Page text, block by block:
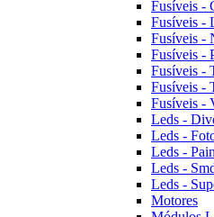
Fusíveis -
Fusíveis -
Fusíveis -
Fusíveis -
Fusíveis -
Fusíveis -
Fusíveis -
Leds -
Leds -
Leds -
Leds -
Leds -
Motores